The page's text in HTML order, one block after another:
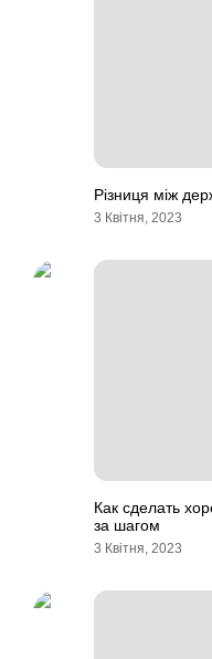
Різниця між
3 Квітня, 2023
Как сделать
за шагом
3 Квітня, 2023